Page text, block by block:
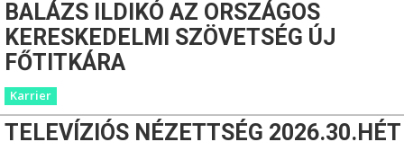
BALÁZS ILDIKÓ AZ ORSZÁGOS
KERESKEDELMI SZÖVETSÉG ÚJ
FŐTITKÁRA
Karrier
TELEVÍZIÓS NÉZETTSÉG 2026.30.HÉT